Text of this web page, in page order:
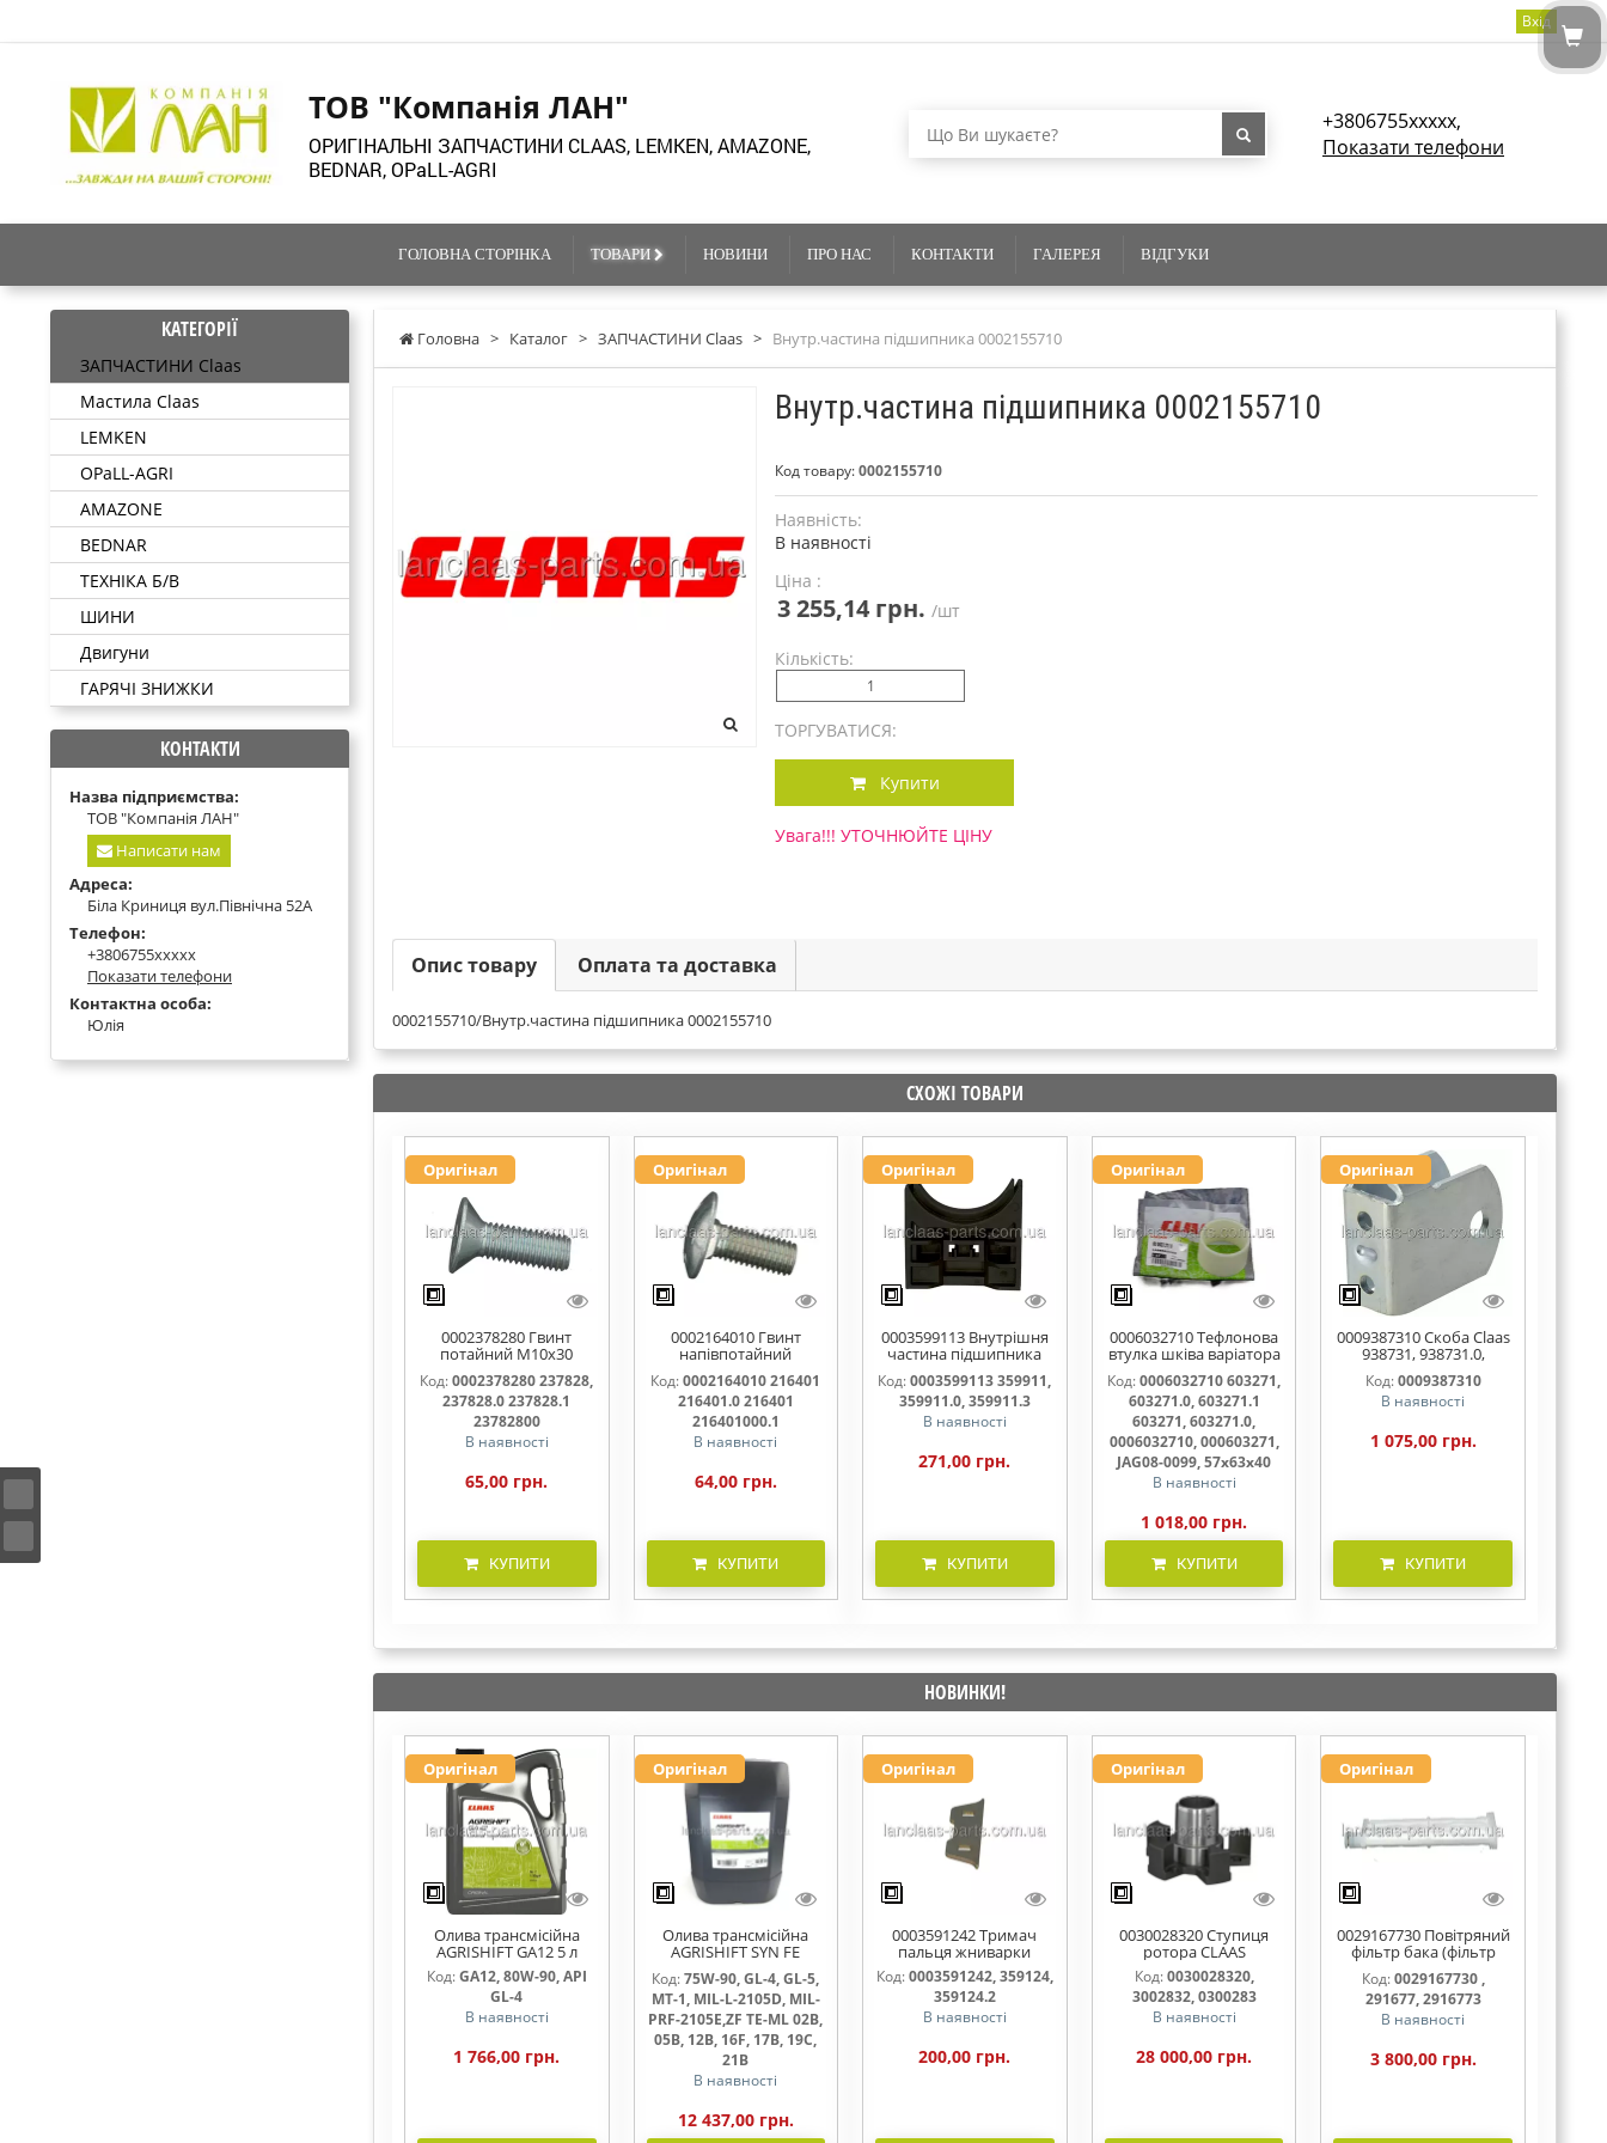
Вхід
ТОВ "Компанія ЛАН"
ОРИГІНАЛЬНІ ЗАПЧАСТИНИ CLAAS, LEMKEN, AMAZONE,
BEDNAR, OPaLL-AGRI
+3806755xxxxx,
Показати телефони
ГОЛОВНА СТОРІНКА ТОВАРИ НОВИНИ ПРО НАС КОНТАКТИ ГАЛЕРЕЯ ВІДГУКИ
Головна > Каталог > ЗАПЧАСТИНИ Claas > Внутр.частина підшипника 0002155710
Внутр.частина підшипника 0002155710
Код товару:0002155710
Наявність:
В наявності
Ціна :
3 255,14 грн. /шт
Кількість:
ТОРГУВАТИСЯ:
Купити
Увага!!! УТОЧНЮЙТЕ ЦІНУ
Опис товару Оплата та доставка
0002155710/Внутр.частина підшипника 0002155710
СХОЖІ ТОВАРИ
Оригінал
0002378280 Гвинт
потайний M10x30
237828, 237828.0
Код:0002378280 237828,
237828.0 237828.1
23782800
В наявності
65,00 грн.
КУПИТИ
Оригінал
0002164010 Гвинт
напівпотайний
М10х25х20 216401
216401.0 216401.1
216401000
Код:0002164010 216401
216401.0 216401
216401000.1
В наявності
64,00 грн.
КУПИТИ
Оригінал
0003599113 Внутрішня
частина підшипника
жатки 359911, 359911.0,
359911.3
Код: 0003599113 359911,
359911.0, 359911.3
В наявності
271,00 грн.
КУПИТИ
Оригінал
0006032710 Тефлонова
втулка шківа варіатора
57х63х40.5 , 603271,
603271.0, 603271.1
Код:0006032710 603271,
603271.0, 603271.1
603271, 603271.0,
0006032710, 000603271,
JAG08-0099, 57х63х40
В наявності
1 018,00 грн.
КУПИТИ
Оригінал
0009387310 Скоба Claas
938731, 938731.0,
938731.1
Код:0009387310
В наявності
1 075,00 грн.
КУПИТИ
НОВИНКИ!
Оригінал
Олива трансмісійна
AGRISHIFT GA12 5 л
Код:GA12, 80W-90, API
GL-4
В наявності
1 766,00 грн.
Оригінал
Олива трансмісійна
AGRISHIFT SYN FE
75W90 20л
Код:75W-90, GL-4, GL-5,
MT-1, MIL-L-2105D, MIL-
PRF-2105E,ZF TE-ML 02B,
05B, 12B, 16F, 17B, 19C,
21B
В наявності
12 437,00 грн.
Оригінал
0003591242 Тримач
пальця жниварки
Код:0003591242, 359124,
359124.2
В наявності
200,00 грн.
Оригінал
0030028320 Ступиця
ротора CLAAS
Код: 0030028320,
3002832, 0300283
В наявності
28 000,00 грн.
Оригінал
0029167730 Повітряний
фільтр бака (фільтр
AdBlue)
Код:0029167730 ,
291677, 2916773
В наявності
3 800,00 грн.
КАТЕГОРІЇ
ЗАПЧАСТИНИ Claas
Мастила Claas
LEMKEN
OPaLL-AGRI
AMAZONE
BEDNAR
ТЕХНІКА Б/В
ШИНИ
Двигуни
ГАРЯЧІ ЗНИЖКИ
КОНТАКТИ
Назва підприємства:
ТОВ "Компанія ЛАН"
Написати нам
Адреса:
Біла Криниця вул.Північна 52А
Телефон:
+3806755xxxxx
Показати телефони
Контактна особа:
Юлія